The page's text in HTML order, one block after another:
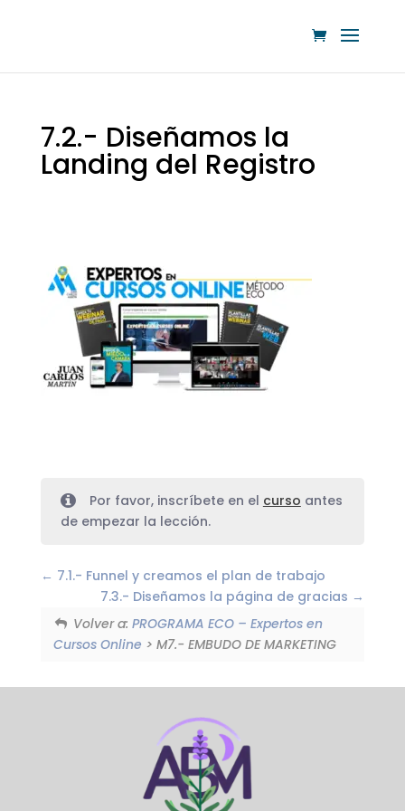
7.2.- Diseñamos la
Landing del Registro
Por favor, inscríbete en el curso antes
de empezar la lección.
7.1.- Funnel y creamos el plan de trabajo
7.3.- Diseñamos la página de gracias
Volver a:PROGRAMA ECO – Expertos en
Cursos Online > M7.- EMBUDO DE MARKETING